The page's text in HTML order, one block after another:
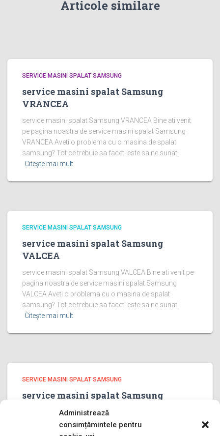
Administrează
consimțămintele pentru
Articole similare
SERVICE MASINI SPALAT SAMSUNG
service masini spalat Samsung
VRANCEA
service masini spalat Samsung VRANCEA Bine ati venit
pe pagina noastra de service masini spalat Samsung
VRANCEA Aveti o problema cu o masina de spalat
samsung? Tot ce trebuie sa faceti este sa ne sunati
Citește mai mult
SERVICE MASINI SPALAT SAMSUNG
service masini spalat Samsung
VALCEA
service masini spalat Samsung VALCEA Bine ati venit pe
pagina noastra de service masini spalat Samsung
VALCEA Aveti o problema cu o masina de spalat
samsung? Tot ce trebuie sa faceti este sa ne sunati
Citește mai mult
SERVICE MASINI SPALAT SAMSUNG
service masini spalat Samsung
PRAHOVA
service masini spalat Samsung PRAHOVA Bine ati venit